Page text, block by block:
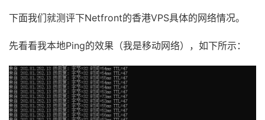
下面我们就测评下Netfront的香港VPS具体的网络情况。
先看看我本地Ping的效果（我是移动网络），如下所示：